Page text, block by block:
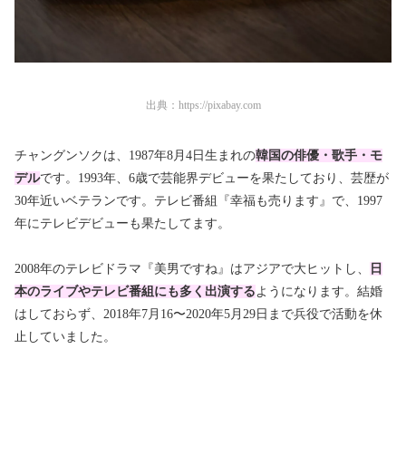
出典： https://pixabay.com
チャングンソクは、1987年8月4日生まれの韓国の俳優・歌手・モ
デルです。1993年、6歳で芸能界デビューを果たしており、芸歴が
30年近いベテランです。テレビ番組『幸福も売ります』で、1997
年にテレビデビューも果たしてます。
2008年のテレビドラマ『美男ですね』はアジアで大ヒットし、
日
本のライブやテレビ番組にも多く出演する ようになります。結婚
はしておらず、2018年7月16〜2020年5月29日まで兵役で活動を休
止していました。